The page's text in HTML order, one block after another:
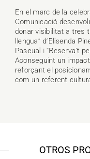
En el marc de la
Comunicació
donar visibilitat a tres
llengua” d’Elisenda
Pascual i “Reserva’t
Aconseguint un
reforçant el
com un referent
OTROS